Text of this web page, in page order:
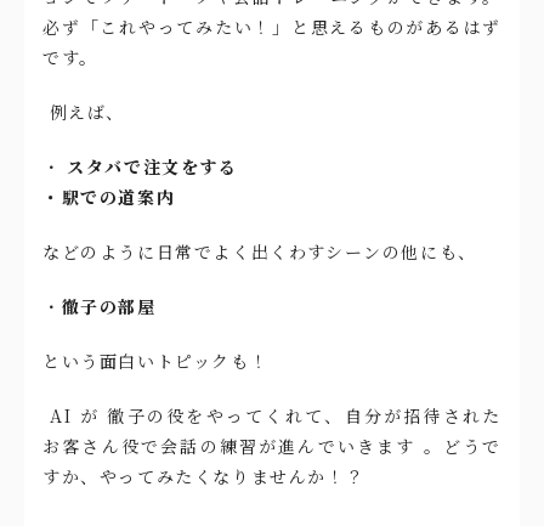
必ず「これやってみたい！」と思えるものがあるはず
です。
例えば、
・ スタバで注文をする
・駅での道案内
などのように日常でよく出くわすシーンの他にも、
・ 徹子の部屋
という面白いトピックも！
AI が 徹子の役をやってくれて、自分が招待された
お客さん役で会話の練習が進んでいきます 。どうで
すか、やってみたくなりませんか！？